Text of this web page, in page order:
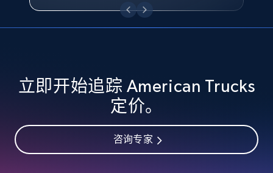
URL, Product id, Title, Product description,
Rating, Reviews count, Images, Variations, and
199+
立即开始追踪 American Trucks
定价。
咨询专家